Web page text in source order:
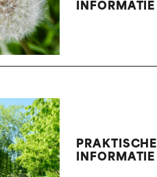
INFORMATIE
PRAKTISCHE
INFORMATIE